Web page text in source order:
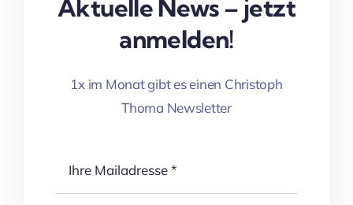
Aktuelle News – jetzt
anmelden!
1x im Monat gibt es einen Christoph
Thoma Newsletter